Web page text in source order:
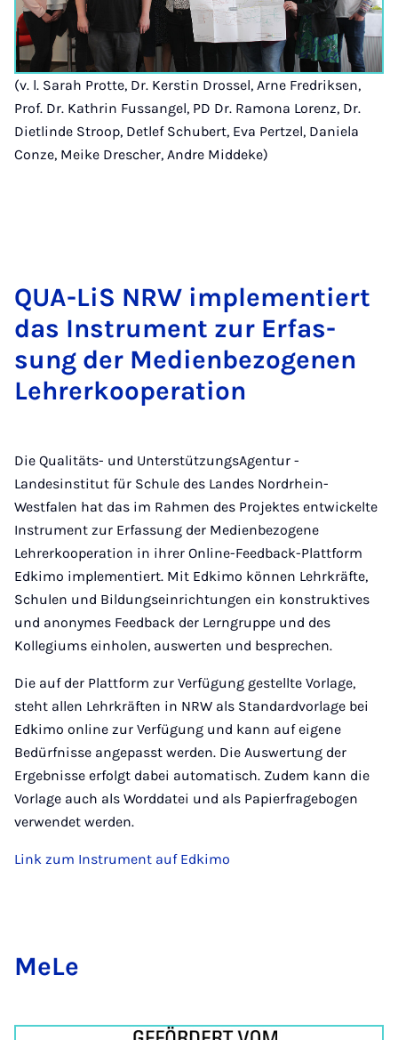
(v. l. Sarah Protte, Dr. Kerstin Drossel, Arne Fredriksen,
Prof. Dr. Kathrin Fussangel, PD Dr. Ramona Lorenz, Dr.
Dietlinde Stroop, Detlef Schubert, Eva Pertzel, Daniela
Conze, Meike Drescher, Andre Middeke)
QUA-LiS NRW im­ple­men­tiert
das In­stru­ment zur Er­fas­
sung der Me­di­en­be­zo­ge­nen
Leh­rer­ko­ope­ra­ti­on
Die Qualitäts- und UnterstützungsAgentur -
Landesinstitut für Schule des Landes Nordrhein-
Westfalen hat das im Rahmen des Projektes entwickelte
Instrument zur Erfassung der Medienbezogene
Lehrerkooperation in ihrer Online-Feedback-Plattform
Edkimo implementiert. Mit Edkimo können Lehrkräfte,
Schulen und Bildungseinrichtungen ein konstruktives
und anonymes Feedback der Lerngruppe und des
Kollegiums einholen, auswerten und besprechen.
Die auf der Plattform zur Verfügung gestellte Vorlage,
steht allen Lehrkräften in NRW als Standardvorlage bei
Edkimo online zur Verfügung und kann auf eigene
Bedürfnisse angepasst werden. Die Auswertung der
Ergebnisse erfolgt dabei automatisch. Zudem kann die
Vorlage auch als Worddatei und als Papierfragebogen
verwendet werden.
Link zum Instrument auf Edkimo
Me­Le